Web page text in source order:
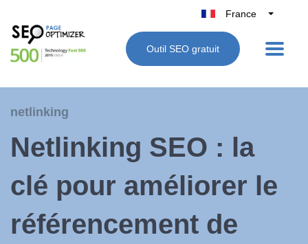
France
Belgique
België
España
Outil SEO gratuit
netlinking
Netlinking SEO : la
clé pour améliorer le
référencement de